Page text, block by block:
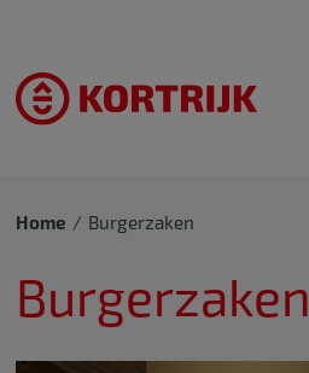
Home Burgerzaken
Burgerzaken